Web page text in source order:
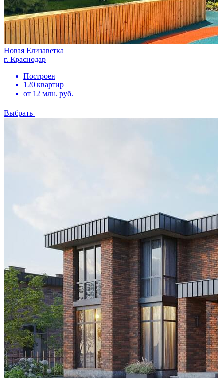
Новая Елизаветка
г. Краснодар
Построен
120 квартир
от 12 млн. руб.
Выбрать